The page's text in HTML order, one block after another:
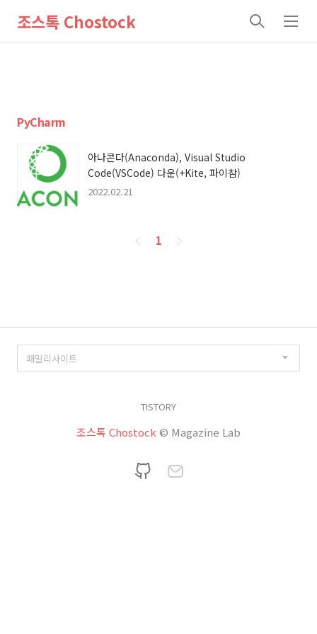
조스톡 Chostock
검
메
PyCharm
아나콘다(Anaconda), Visual Studio
Code(VSCode) 다운(+Kite, 파이참)
2022.02.21
페
1
TISTORY
조스톡 Chostock © Magazine Lab